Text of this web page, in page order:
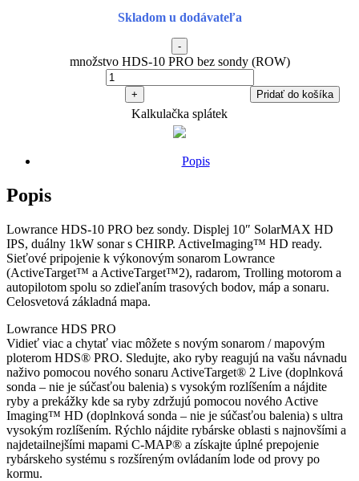
Skladom u dodávateľa
-
množstvo HDS-10 PRO bez sondy (ROW)
+ Pridať do košíka
Kalkulačka splátek
Popis
Popis
Lowrance HDS-10 PRO bez sondy. Displej 10″ SolarMAX HD
IPS, duálny 1kW sonar s CHIRP. ActiveImaging™ HD ready.
Sieťové pripojenie k výkonovým sonarom Lowrance
(ActiveTarget™ a ActiveTarget™2), radarom, Trolling motorom a
autopilotom spolu so zdieľaním trasových bodov, máp a sonaru.
Celosvetová základná mapa.
Lowrance HDS PRO
Vidieť viac a chytať viac môžete s novým sonarom / mapovým
ploterom HDS® PRO. Sledujte, ako ryby reagujú na vašu návnadu
naživo pomocou nového sonaru ActiveTarget® 2 Live (doplnková
sonda – nie je súčasťou balenia) s vysokým rozlíšením a nájdite
ryby a prekážky kde sa ryby zdržujú pomocou nového Active
Imaging™ HD (doplnková sonda – nie je súčasťou balenia) s ultra
vysokým rozlíšením. Rýchlo nájdite rybárske oblasti s najnovšími a
najdetailnejšími mapami C-MAP® a získajte úplné prepojenie
rybárskeho systému s rozšíreným ovládaním lode od provy po
kormu.